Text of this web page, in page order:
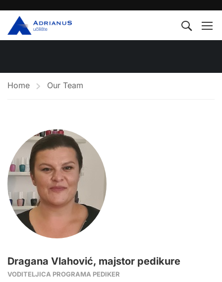
Home Our Team
Dragana Vlahović, majstor pedikure
VODITELJICA PROGRAMA PEDIKER